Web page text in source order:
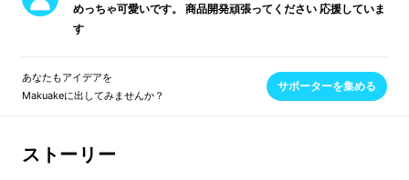
めっちゃ可愛いです。 商品開発頑張ってください 応援していま
す
あなたもアイデアを
Makuakeに出してみませんか？
サポーターを集める
ストーリー